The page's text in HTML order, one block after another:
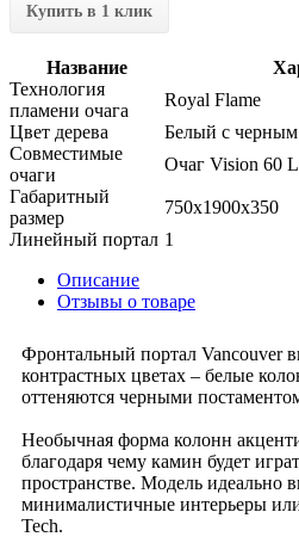
Купить в 1 клик
Название
Технология
пламени очага
Royal Flame
Цвет дерева
Белый с черным
Совместимые
очаги
Очаг Vision 60
Габаритный
размер
750x1900x350
Линейный портал 1
Описание
Отзывы о товаре
Фронтальный портал Vancouver
контрастных цветах – белые
оттеняются черными
Необычная форма колонн
благодаря чему камин будет
пространстве. Модель идеально
минималистичные интерьеры
Tech.